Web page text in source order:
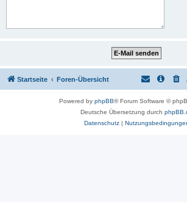
Startseite Foren-Übersicht
Powered by phpBB® Forum Software ©
Deutsche Übersetzung durch
Datenschutz|